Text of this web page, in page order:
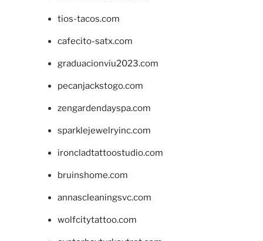
tios-tacos.com
cafecito-satx.com
graduacionviu2023.com
pecanjackstogo.com
zengardendayspa.com
sparklejewelryinc.com
ironcladtattoostudio.com
bruinshome.com
annascleaningsvc.com
wolfcitytattoo.com